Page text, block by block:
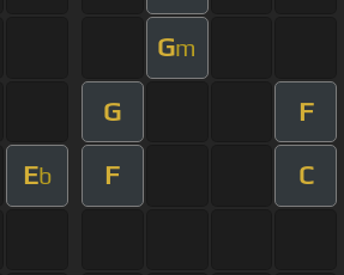
Gm
G F
Eb F C